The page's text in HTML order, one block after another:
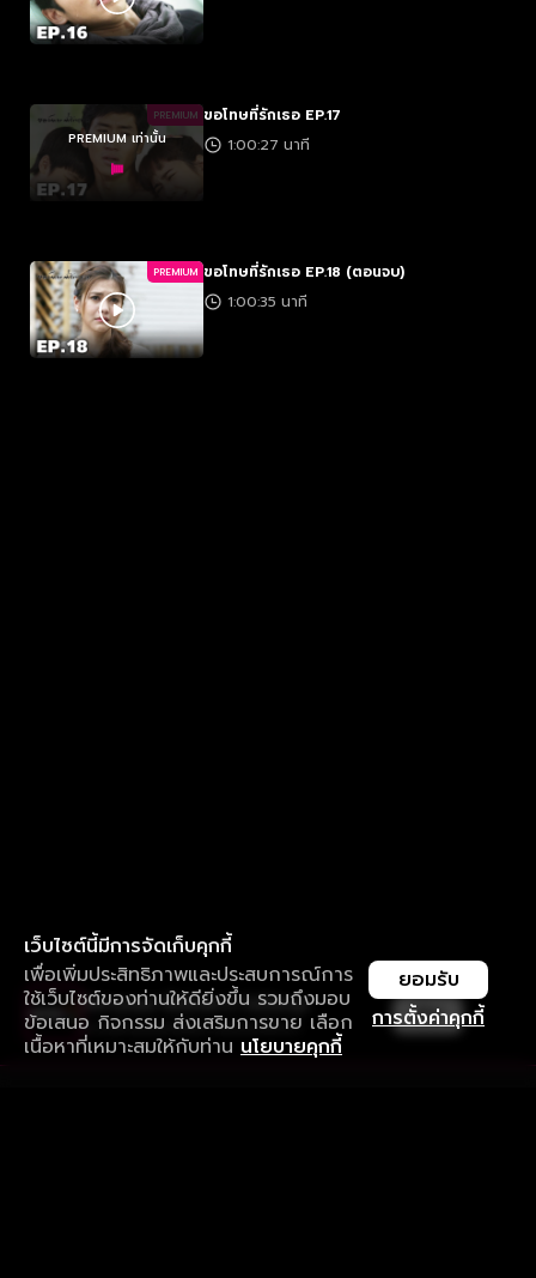
PREMIUM
PREMIUM เท่านั้น
ขอโทษที่รักเธอ EP.17
1:00:27 นาที
PREMIUM ขอโทษที่รักเธอ EP.18 (ตอนจบ)
1:00:35 นาที
เว็บไซต์นี้มีการจัดเก็บคุกกี้
เพื่อเพิ่มประสิทธิภาพและประสบการณ์การ
ใช้เว็บไซต์ของท่านให้ดียิ่งขึ้น รวมถึงมอบ
ข้อเสนอ กิจกรรม ส่งเสริมการขาย เลือก
เนื้อหาที่เหมาะสมให้กับท่าน นโยบายคุกกี้
การตั้งค่าคุกกี้
ยอมรับ
ใช้งานแอป ลื่นไหลกว่า ไม่มีสะดุด
ดาวน์โหลดแอปเพื่อการรับชมที่ดีกว่า เปิด